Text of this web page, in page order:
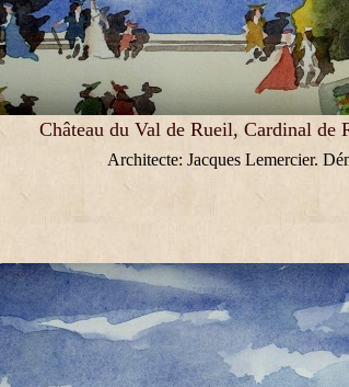
Château du Val de Rueil, Cardinal de
Architecte: Jacques Lemercier.